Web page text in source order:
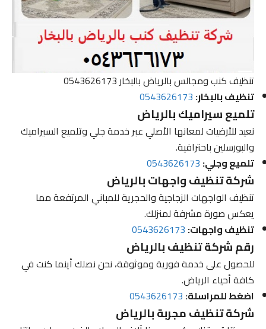
تنظيف كنب ومجالس بالرياض بالبخار 0543626173
تنظيف بالبخار:0543626173
تلميع سيراميك بالرياض
نعيد للأرضيات لمعانها الأصلي عبر خدمة جلي وتلميع السيراميك
والبورسلين باحترافية.
تلميع وجلي:0543626173
شركة تنظيف واجهات بالرياض
تنظيف الواجهات الزجاجية والحجرية للمباني المرتفعة مما
يعكس صورة مشرفة لمنزلك.
تنظيف واجهات:0543626173
رقم شركة تنظيف بالرياض
للحصول على خدمة فورية وموثوقة، نحن نصلك أينما كنت في
كافة أحياء الرياض.
اضغط للمراسلة:0543626173
شركة تنظيف مجربة بالرياض